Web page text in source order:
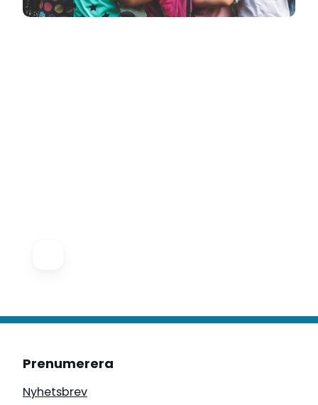
Prenumerera
Nyhetsbrev